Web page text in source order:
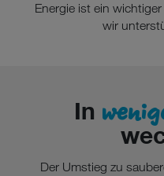
Energie ist ein
wir
In
Der Umstieg zu